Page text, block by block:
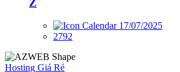
17/07/2025
2792
Hosting Giá Rẻ